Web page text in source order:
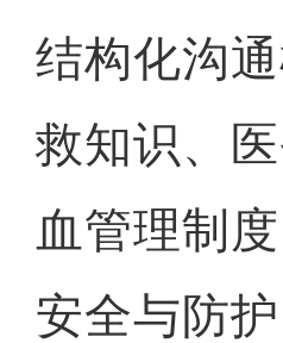
结构化沟
救知识、
血管理制
安全与防